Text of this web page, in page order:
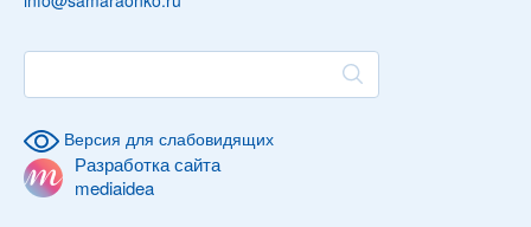
Версия для слабовидящих
Разработка сайта
mediaidea